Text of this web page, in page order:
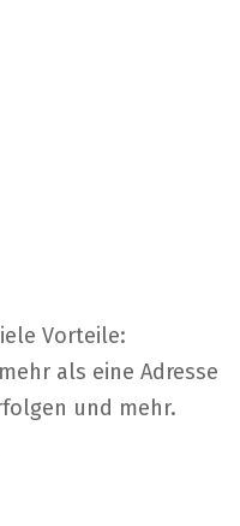
Vorteile:
als eine Adresse
und mehr.